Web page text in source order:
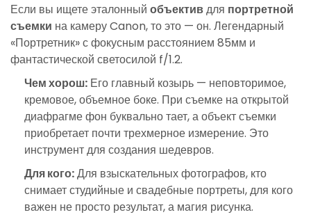
Если вы ищете эталонный объективдля портретной
съемки на камеру Canon, то это — он. Легендарный
«Портретник» с фокусным расстоянием 85мм и
фантастической светосилой f/1.2.
Чем хорош: Его главный козырь — неповторимое,
кремовое, объемное боке. При съемке на открытой
диафрагме фон буквально тает, а объект съемки
приобретает почти трехмерное измерение. Это
инструмент для создания шедевров.
Для кого:Для взыскательных фотографов, кто
снимает студийные и свадебные портреты, для кого
важен не просто результат, а магия рисунка.